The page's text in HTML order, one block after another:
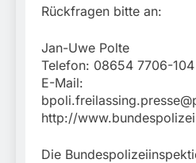
Rückfragen bitte an:
Jan-Uwe Polte
Telefon: 08654 7706-104
E-Mail:
http://
Die